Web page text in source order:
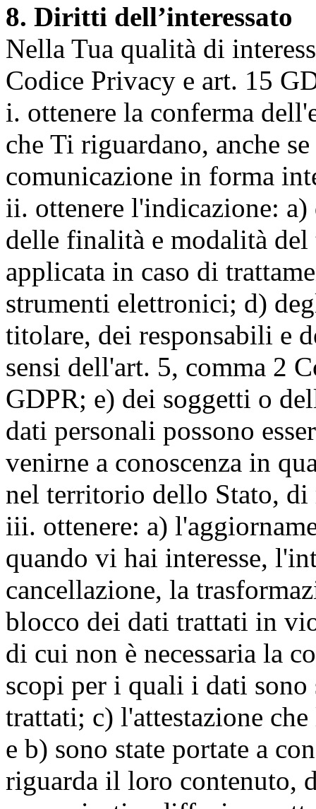
8. Diritti dell’interessato
Nella Tua qualità di
Codice Privacy e art. 15
i. ottenere la conferma
che Ti riguardano, anche
comunicazione in forma
ii. ottenere l'indicazione:
delle finalità e modalità
applicata in caso di
strumenti elettronici; d)
titolare, dei responsabili e
sensi dell'art. 5, comma 2
GDPR; e) dei soggetti o
dati personali possono
venirne a conoscenza in
nel territorio dello Stato,
iii. ottenere: a)
quando vi hai interesse,
cancellazione, la
blocco dei dati trattati in
di cui non è necessaria la
scopi per i quali i dati sono
trattati; c) l'attestazione
e b) sono state portate a
riguarda il loro contenuto,